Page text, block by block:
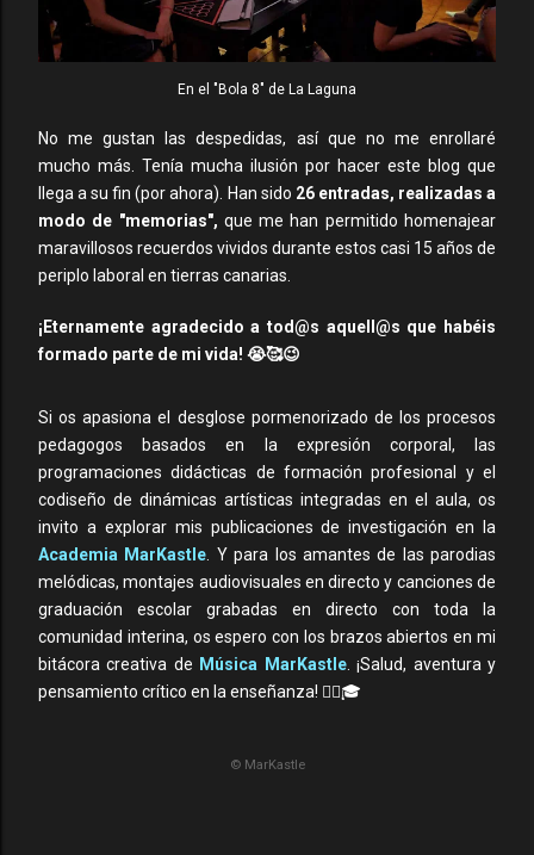
En el "Bola 8" de La Laguna
No me gustan las despedidas, así que no me enrollaré
mucho más. Tenía mucha ilusión por hacer este blog que
llega a su fin (por ahora). Han sido 26 entradas, realizadas a
modo de "memorias", que me han permitido homenajear
maravillosos recuerdos vividos durante estos casi 15 años de
periplo laboral en tierras canarias.
¡Eternamente agradecido a tod@s aquell@s que habéis
formado parte de mi vida! 😭🥰😉
Si os apasiona el desglose pormenorizado de los procesos
pedagogos basados en la expresión corporal, las
programaciones didácticas de formación profesional y el
codiseño de dinámicas artísticas integradas en el aula, os
invito a explorar mis publicaciones de investigación en la
Academia MarKastle . Y para los amantes de las parodias
melódicas, montajes audiovisuales en directo y canciones de
graduación escolar grabadas en directo con toda la
comunidad interina, os espero con los brazos abiertos en mi
bitácora creativa de Música MarKastle. ¡Salud, aventura y
pensamiento crítico en la enseñanza! 🚶‍♂️🎓
© MarKastle